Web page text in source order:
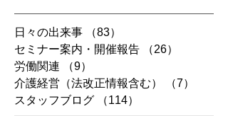
日々の出来事 （83）
セミナー案内・開催報告
（26）
労働関連
（9）
介護経営（法改正情報含む）
（7）
スタッフブログ
（114）